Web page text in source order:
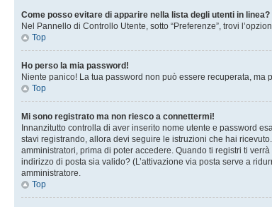
Come posso evitare di apparire nella lista degli utenti in linea?
Nel Pannello di Controllo Utente, sotto “Preferenze”, trovi
Top
Ho perso la mia password!
Niente panico! La tua password non può essere recuperata,
Top
Mi sono registrato ma non riesco a connettermi!
Innanzitutto controlla di aver inserito nome utente e password
stavi registrando, allora devi seguire le istruzioni che hai
amministratori, prima di poter accedere. Quando ti registri ti
indirizzo di posta sia valido? (L’attivazione via posta serve a
amministratore.
Top